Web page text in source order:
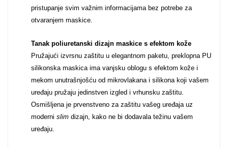
pristupanje svim važnim informacijama bez potrebe za
otvaranjem maskice.
Tanak poliuretanski dizajn maskice s efektom kože
Pružajući izvrsnu zaštitu u elegantnom paketu, preklopna PU
silikonska maskica ima vanjsku oblogu s efektom kože i
mekom unutrašnjošću od mikrovlakana i silikona koji vašem
uređaju pružaju jedinstven izgled i vrhunsku zaštitu.
Osmišljena je prvenstveno za zaštitu vašeg uređaja uz
moderni slim dizajn, kako ne bi dodavala težinu vašem
uređaju.
Za njega Za nju
Svijet životinja Auto - Moto motivi